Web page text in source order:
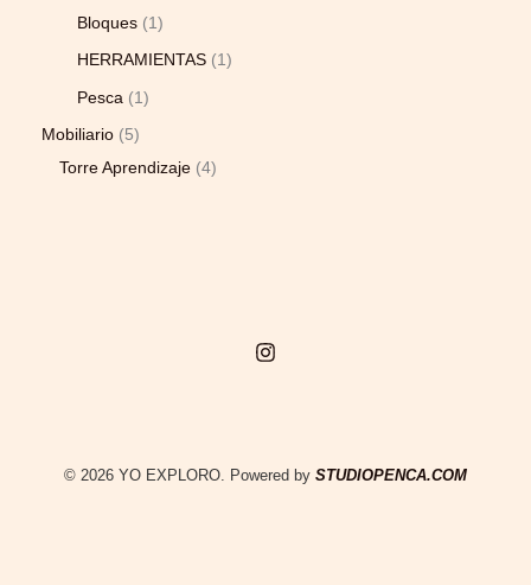
Bloques
1
HERRAMIENTAS
1
Pesca
1
Mobiliario
5
Torre Aprendizaje 4
© 2026 YO EXPLORO. Powered by STUDIOPENCA.COM